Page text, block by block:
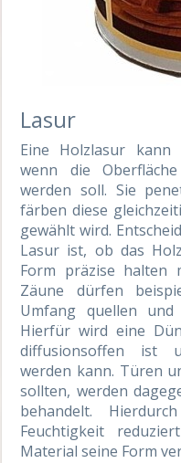
Lasur
Eine Holzlasur kann
wenn die
werden soll. Sie
färben diese
gewählt wird.
Lasur ist, ob das
Form präzise halten
Zäune dürfen
Umfang quellen
Hierfür wird eine
diffusionsoffen ist
werden kann. Türen
sollten, werden
behandelt.
Feuchtigkeit
Material seine Form